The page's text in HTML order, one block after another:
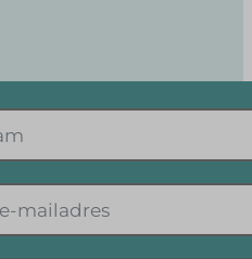
Raymon